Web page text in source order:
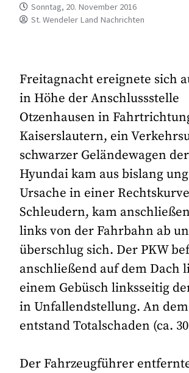
Sonntag, 20. November 2016
St. Wendeler Land Nachrichten
Freitagnacht ereignete sich
in Höhe der Anschlussstelle
Otzenhausen in
Kaiserslautern, ein
schwarzer Geländewagen
Hyundai kam aus bislang
Ursache in einer
Schleudern, kam
links von der Fahrbahn ab
überschlug sich. Der PKW
anschließend auf dem Dach
einem Gebüsch linksseitig
in Unfallendstellung. An
entstand Totalschaden (ca. 30
Der Fahrzeugführer